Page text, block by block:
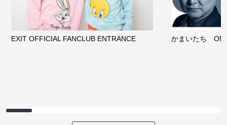
EXIT OFFICIAL FANCLUB ENTRANCE かまいたち